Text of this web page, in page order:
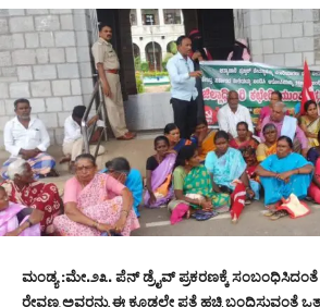
ಮಂಡ್ಯ :ಮೇ.೨೩. ಪೆನ್ ಡ್ರೈವ್ ಪ್ರಕರಣಕ್ಕೆ
ರೇವಣ್ಣ ಅವರನ್ನು ಈ ಕೂಡಲೇ ಪತ್ತೆ ಹಚ್ಚಿ ಬಂಧಿಸುವಂತೆ